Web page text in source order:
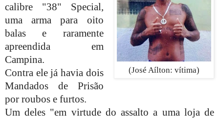
(José Aílton: vítima)
calibre "38" Special,
uma arma para oito
balas e raramente
apreendida em
Campina.
Contra ele já havia dois
Mandados de Prisão
por roubos e furtos.
Um deles "em virtude do assalto a uma loja de